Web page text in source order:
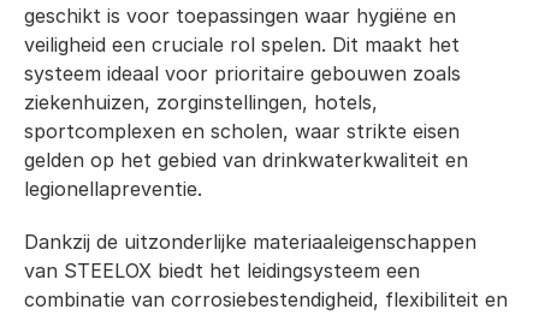
geschikt is voor toepassingen waar hygiëne en
veiligheid een cruciale rol spelen. Dit maakt het
systeem ideaal voor prioritaire gebouwen zoals
ziekenhuizen, zorginstellingen, hotels,
sportcomplexen en scholen, waar strikte eisen
gelden op het gebied van drinkwaterkwaliteit en
legionellapreventie.
Dankzij de uitzonderlijke materiaaleigenschappen
van STEELOX biedt het leidingsysteem een
combinatie van corrosiebestendigheid, flexibiliteit en